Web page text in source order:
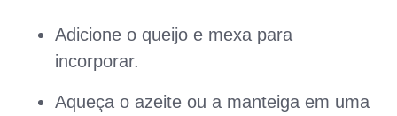
Adicione o queijo e mexa para
incorporar.
Aqueça o azeite ou a manteiga em uma